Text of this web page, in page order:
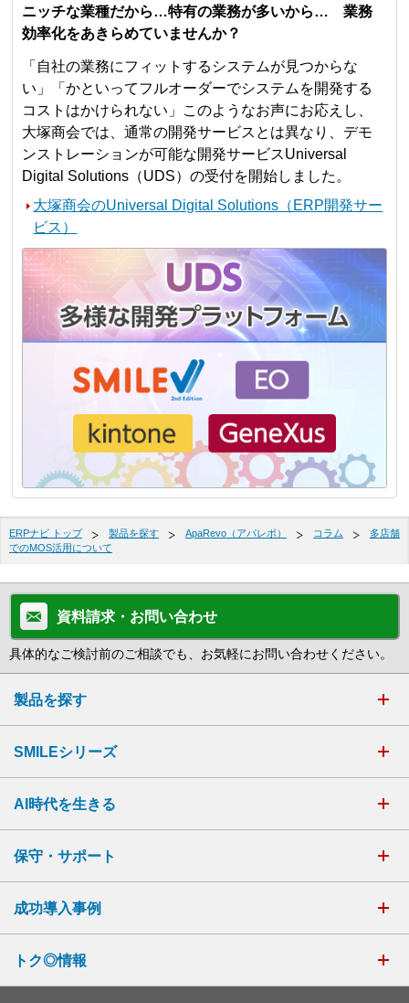
ニッチな業種だから…特有の業務が多いから… 業務
効率化をあきらめていませんか？
「自社の業務にフィットするシステムが見つからな
い」「かといってフルオーダーでシステムを開発する
コストはかけられない」このようなお声にお応えし、
大塚商会では、通常の開発サービスとは異なり、デモ
ンストレーションが可能な開発サービスUniversal
Digital Solutions（UDS）の受付を開始しました。
大塚商会のUniversal Digital Solutions（ERP開発サー
ビス）
ERPナビ トップ 製品を探す ApaRevo（アパレボ） コラム
多店舗
でのMOS活用について
資料請求・お問い合わせ
具体的なご検討前のご相談でも、お気軽にお問い合わせください。
製品を探す
SMILEシリーズ
AI時代を生きる
保守・サポート
成功導入事例
トク◎情報